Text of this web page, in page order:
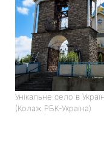
Унікальне село в
(Колаж РБК-Україна)